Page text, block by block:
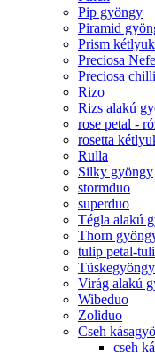
Pip gyöngy
Piramid
Prism
Preciosa
Preciosa
Rizo
Rizs alakú
rose petal -
rosetta
Rulla
Silky gyöngy
stormduo
superduo
Tégla alakú
Thorn
tulip petal-
Virág alakú
Wibeduo
Zoliduo
Cseh
cseh